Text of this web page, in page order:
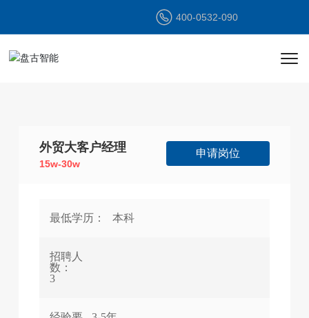
400-0532-090
外贸大客户经理
15w-30w
申请岗位
最低学历： 本科
招聘人
数：
3